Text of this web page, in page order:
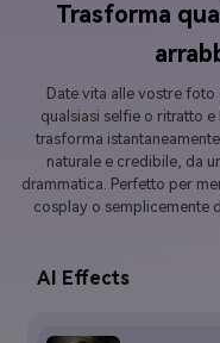
Trasforma
Date vita alle vostre foto
qualsiasi selfie o ritratto
trasforma
naturale e credibile, da
drammatica. Perfetto per
cosplay o semplicemente
AI Effects